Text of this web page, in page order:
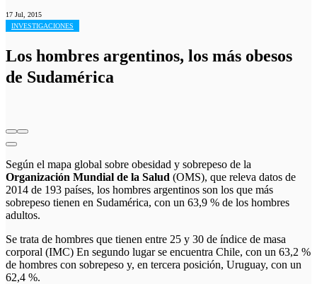
17 Jul, 2015
INVESTIGACIONES
Los hombres argentinos, los más obesos
de Sudamérica
Según el mapa global sobre obesidad y sobrepeso de la
Organización Mundial de la Salud (OMS), que releva datos de
2014 de 193 países, los hombres argentinos son los que más
sobrepeso tienen en Sudamérica, con un 63,9 % de los hombres
adultos.
Se trata de hombres que tienen entre 25 y 30 de índice de masa
corporal (IMC) En segundo lugar se encuentra Chile, con un 63,2 %
de hombres con sobrepeso y, en tercera posición, Uruguay, con un
62,4 %.